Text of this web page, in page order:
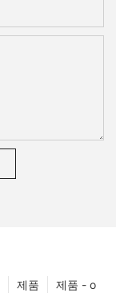
제품 - o
제품